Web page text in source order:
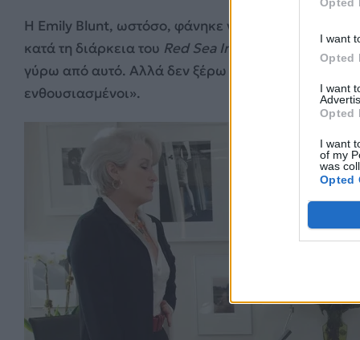
I want
Opted
I want
Opted
I want
of my
was
Opted
Η Emily Blunt, ωστόσο, φάνηκε να επιβεβαιώνει
κατά τη διάρκεια του RedSeaInternational Film
γύρω από αυτό. Αλλά δεν ξέρω αν μπορώ να
ενθουσιασμένοι».